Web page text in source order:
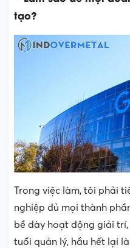
tạo?
Trong việc làm, tôi phải
nghiệp đủ mọi thành
bề dày hoạt động giải
tuổi quản lý, hầu hết lại